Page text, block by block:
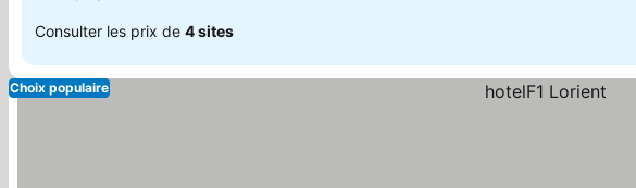
Consulter les prix de 4 sites
Choix populaire